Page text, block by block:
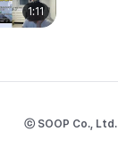
1:11
ⓒ SOOP Co., Ltd.